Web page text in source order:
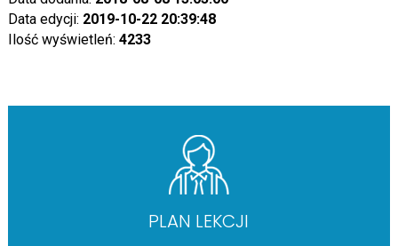
Data edycji: 2019-10-22 20:39:48
Ilość wyświetleń: 4233
PLAN LEKCJI